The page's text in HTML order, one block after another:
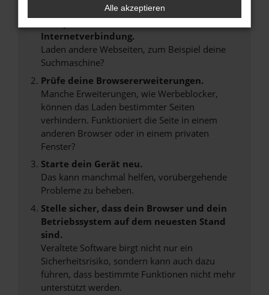
Internetverbindung.
Laden andere Webseiten, zum Beispiel deine
Suchmaschine?
Prüfe deine Browsererweiterungen.
Manche Erweiterungen, wie Werbeblocker,
können das Laden bestimmter Seiten
verhindern. Funktioniert die Seite in einem
anderen Browser oder in einem privaten
Fenster?
Starte dein Gerät neu.
Das kann manchmal helfen, vorübergehende
Probleme zu beheben.
Stelle sicher, dass dein Browser und dein
Betriebssystem auf dem neuesten Stand
sind.
Veraltete Software birgt nicht nur ein
Sicherheitsrisiko, sondern kann auch dazu
führen, dass bestimmte Funktionen nicht mehr
unterstützt werden.
Alle akzeptieren